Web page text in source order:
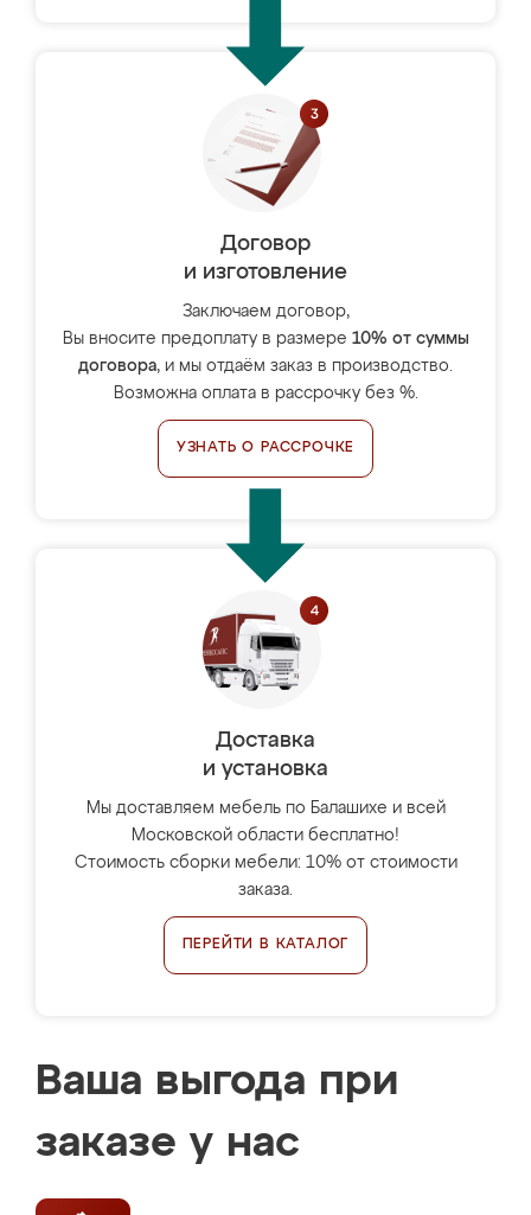
Договор
и изготовление
Заключаем договор,
Вы вносите предоплату в размере 10% от суммы
договора, и мы отдаём заказ в производство.
Возможна оплата в рассрочку без %.
УЗНАТЬ О РАССРОЧКЕ
Доставка
и установка
Мы доставляем мебель по Балашихе и всей
Московской области бесплатно!
Стоимость сборки мебели: 10% от стоимости
заказа.
ПЕРЕЙТИ В КАТАЛОГ
Ваша выгода при
заказе у нас